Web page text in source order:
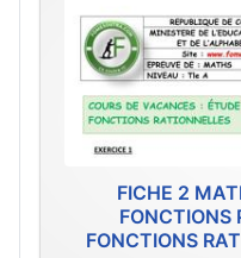
FICHE 2
FONCTIONS
FONCTIONS